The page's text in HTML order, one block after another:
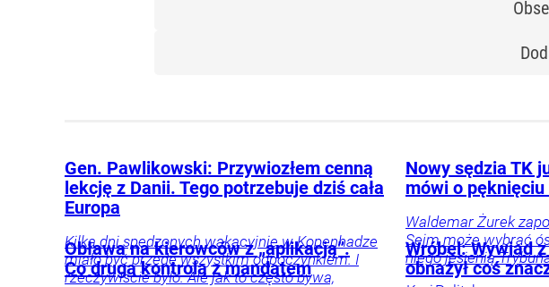
Gen. Pawlikowski: Przywiozłem cenną
lekcję z Danii. Tego potrzebuje dziś cała
Europa
Kilka dni spędzonych wakacyjnie w Kopenhadze
miało być przede wszystkim odpoczynkiem. I
rzeczywiście było. Ale jak to często bywa,
Nowy sędzia TK
mówi o
Waldemar Żurek
Sejm może wybrać
niego jesienią
Obława na kierowców z „aplikacją”.
Co druga kontrola z mandatem
Wróbel: Wywiad
obnażył coś